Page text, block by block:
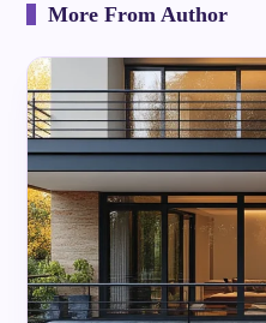
More From Author